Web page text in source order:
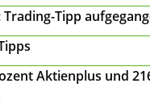
Tipp
Aktienplus und